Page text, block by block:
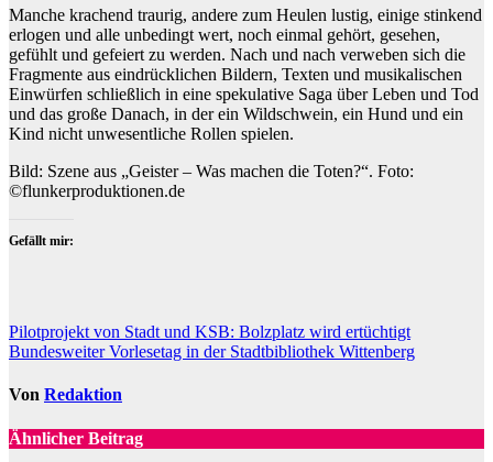
Manche krachend traurig, andere zum Heulen lustig, einige stinkend
erlogen und alle unbedingt wert, noch einmal gehört, gesehen,
gefühlt und gefeiert zu werden. Nach und nach verweben sich die
Fragmente aus eindrücklichen Bildern, Texten und musikalischen
Einwürfen schließlich in eine spekulative Saga über Leben und Tod
und das große Danach, in der ein Wildschwein, ein Hund und ein
Kind nicht unwesentliche Rollen spielen.
Bild: Szene aus „Geister – Was machen die Toten?“. Foto:
©flunkerproduktionen.de
Gefällt mir:
Beitragsnavigation
Pilotprojekt von Stadt und KSB: Bolzplatz wird ertüchtigt
Bundesweiter Vorlesetag in der Stadtbibliothek Wittenberg
Von Redaktion
Ähnlicher Beitrag